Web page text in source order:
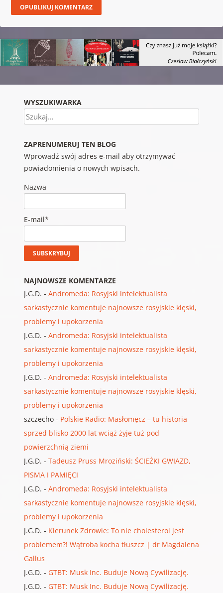
WYSZUKIWARKA
Szukaj
ZAPRENUMERUJ TEN BLOG
Wprowadź swój adres e-mail aby otrzymywać
powiadomienia o nowych wpisach.
Nazwa
E-mail*
NAJNOWSZE KOMENTARZE
J.G.D. - Andromeda: Rosyjski intelektualista
sarkastycznie komentuje najnowsze rosyjskie klęski,
problemy i upokorzenia
J.G.D. - Andromeda: Rosyjski intelektualista
sarkastycznie komentuje najnowsze rosyjskie klęski,
problemy i upokorzenia
J.G.D. - Andromeda: Rosyjski intelektualista
sarkastycznie komentuje najnowsze rosyjskie klęski,
problemy i upokorzenia
szczecho- Polskie Radio: Masłomęcz – tu historia
sprzed blisko 2000 lat wciąż żyje tuż pod
powierzchnią ziemi
J.G.D. - Tadeusz Pruss Mroziński: ŚCIEŻKI GWIAZD,
PISMA I PAMIĘCI
J.G.D. - Andromeda: Rosyjski intelektualista
sarkastycznie komentuje najnowsze rosyjskie klęski,
problemy i upokorzenia
J.G.D. - Kierunek Zdrowie: To nie cholesterol jest
problemem?! Wątroba kocha tłuszcz | dr Magdalena
Gallus
J.G.D. - GTBT: Musk Inc. Buduje Nową Cywilizację.
J.G.D. - GTBT: Musk Inc. Buduje Nową Cywilizację.